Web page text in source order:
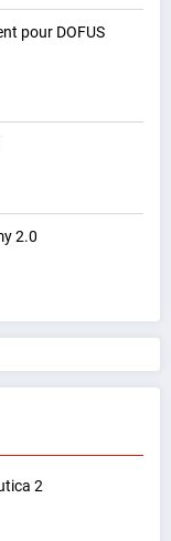
pour DOFUS
2.0
2